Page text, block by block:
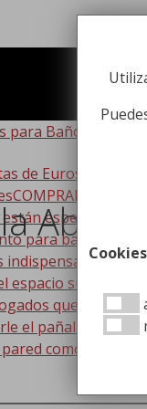
de Eurosanic!!!
COMPRAR
para baño
indispensable que
espacio suficiente
que se
el pañal de
como si de
para Baños
Abierta
Cookies